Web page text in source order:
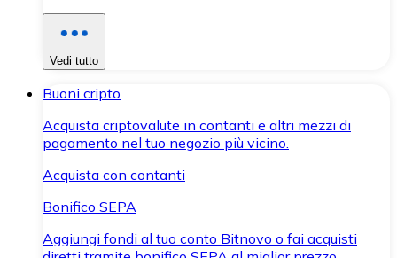
Vedi tutto
Buoni cripto
Acquista criptovalute in contanti e altri mezzi di
pagamento nel tuo negozio più vicino.
Acquista con contanti
Bonifico SEPA
Aggiungi fondi al tuo conto Bitnovo o fai acquisti